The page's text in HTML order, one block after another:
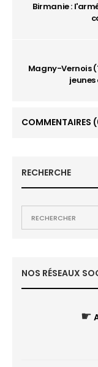
Birmanie :
Magny-Vernois
COMMENTAIRES
RECHERCHE
NOS RÉSEAUX
☛